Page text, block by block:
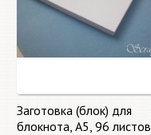
Заготовка (блок) для
блокнота, А5, 96 листов